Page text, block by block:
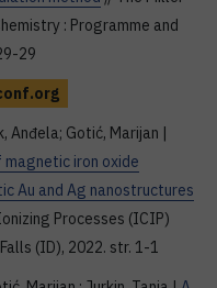
: Programme and
29
Anđela; Gotić, Marijan |
iron oxide
Au and Ag nanostructures
Processes (ICIP)
(ID), 2022. str. 1-1